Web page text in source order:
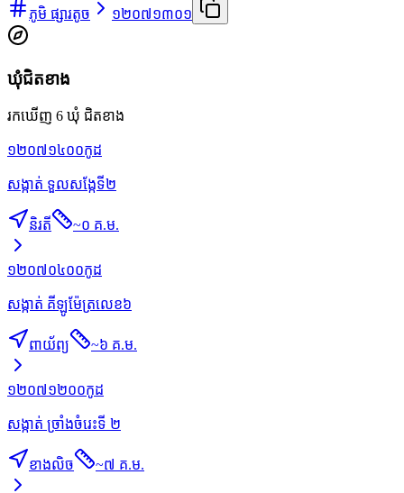
ភូមិ ផ្សារតូច
១២០៧១៣០១
ឃុំជិតខាង
រកឃើញ 6 ឃុំ ជិតខាង
១២០៧១៤០០កូដ
សង្កាត់ ទួលសង្កែទី២
និរតី ~០ គ.ម.
១២០៧០៤០០កូដ
សង្កាត់ គីឡូម៉ែត្រលេខ៦
ពាយ័ព្យ ~៦ គ.ម.
១២០៧១២០០កូដ
សង្កាត់ ច្រាំងចំរេះទី ២
ខាងលិច ~៧ គ.ម.